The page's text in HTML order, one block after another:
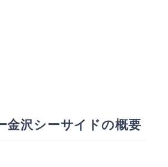
金沢シーサイドの概要